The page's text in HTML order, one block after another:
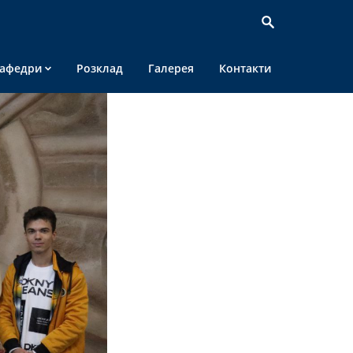
Розклад Галерея Контакти